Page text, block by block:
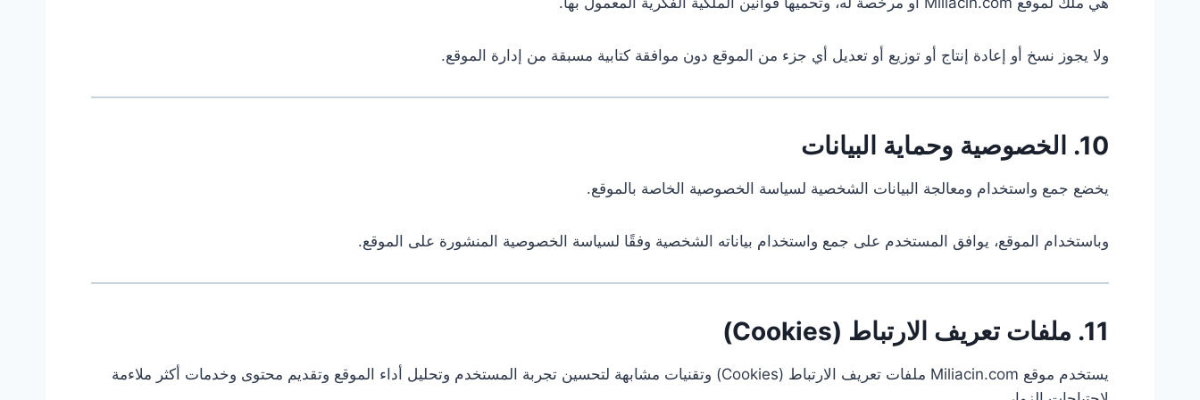
ولا يجوز نسخ أو إعادة إنتاج أو توزيع أو تعديل أي جزء من الموقع دون موافقة كتابية مسبقة من إدارة الموقع.
10. الخصوصية وحماية البيانات
يخضع جمع واستخدام ومعالجة البيانات الشخصية لسياسة الخصوصية الخاصة بالموقع.
وباستخدام الموقع، يوافق المستخدم على جمع واستخدام بياناته الشخصية وفقًا لسياسة الخصوصية المنشورة على الموقع.
11. ملفات تعريف الارتباط (Cookies)
يستخدم موقع Miliacin.com ملفات تعريف الارتباط (Cookies) وتقنيات مشابهة لتحسين تجربة المستخدم وتحليل أداء الموقع وتقديم محتوى وخدمات أكثر ملاءمة